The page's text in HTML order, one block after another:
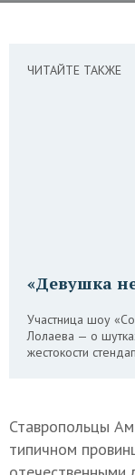
ЧИТАЙТЕ ТАКЖЕ
«Девушка
Участница шоу
Лолаева — о
жестокости
Ставропольцы
типичном